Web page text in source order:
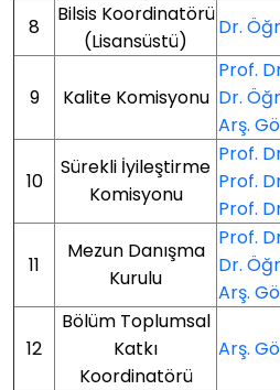
8
Bilsis Koordinatörü
(Lisansüstü)
Dr.
9 Kalite Komisyonu
Prof.
Dr.
Arş.
10
Sürekli İyileştirme
Komisyonu
Prof.
Prof.
Prof.
11
Mezun Danışma
Kurulu
Prof.
Dr.
Arş.
12
Bölüm Toplumsal
Katkı
Koordinatörü
Arş.